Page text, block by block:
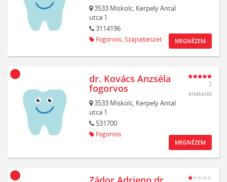
3533 Miskolc, Kerpely Antal
utca 1
3114196
Fogorvos, Szájsebészet MEGNÉZEM
dr. Kovács Anzséla
fogorvos
3533 Miskolc, Kerpely Antal
utca 1.
531700
Fogorvos
2
értékelés
MEGNÉZEM